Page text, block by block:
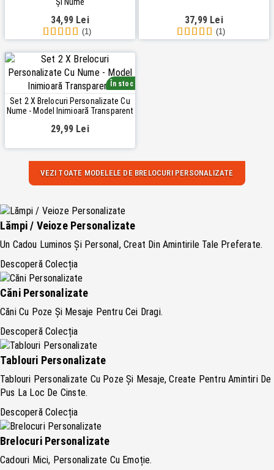
34,99 Lei
(1)
37,99 Lei
(1)
În stoc
Set 2 X Brelocuri Personalizate Cu
Nume - Model Inimioară Transparent
29,99 Lei
VEZI TOATE MODELELE DE BRELOCURI PERSONALIZATE
Lămpi / Veioze Personalizate
Un Cadou Luminos Și Personal, Creat Din Amintirile Tale Preferate.
Descoperă Colecția
Căni Personalizate
Căni Cu Poze Și Mesaje Pentru Cei Dragi.
Descoperă Colecția
Tablouri Personalizate
Tablouri Personalizate Cu Poze Și Mesaje, Create Pentru Amintiri De
Pus La Loc De Cinste.
Descoperă Colecția
Brelocuri Personalizate
Cadouri Mici, Personalizate Cu Emoție.